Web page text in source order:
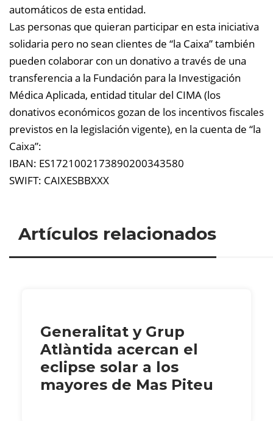
automáticos de esta entidad.
Las personas que quieran participar en esta iniciativa
solidaria pero no sean clientes de “la Caixa” también
pueden colaborar con un donativo a través de una
transferencia a la Fundación para la Investigación
Médica Aplicada, entidad titular del CIMA (los
donativos económicos gozan de los incentivos fiscales
previstos en la legislación vigente), en la cuenta de “la
Caixa”:
IBAN: ES1721002173890200343580
SWIFT: CAIXESBBXXX
Artículos relacionados
Generalitat y Grup
Atlàntida acercan el
eclipse solar a los
mayores de Mas Piteu